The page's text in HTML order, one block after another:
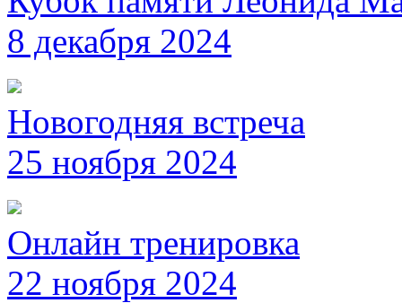
8 декабря 2024
Новогодняя встреча
25 ноября 2024
Онлайн тренировка
22 ноября 2024